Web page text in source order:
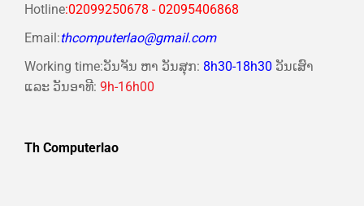
Hotline:02099250678 - 02095406868
Email:thcomputerlao@gmail.com
Working time:ວັນຈັນ ຫາ ວັນສຸກ: 8h30-18h30 ວັນເສົາ
ແລະ ວັນອາທີ: 9h-16h00
Th Computerlao